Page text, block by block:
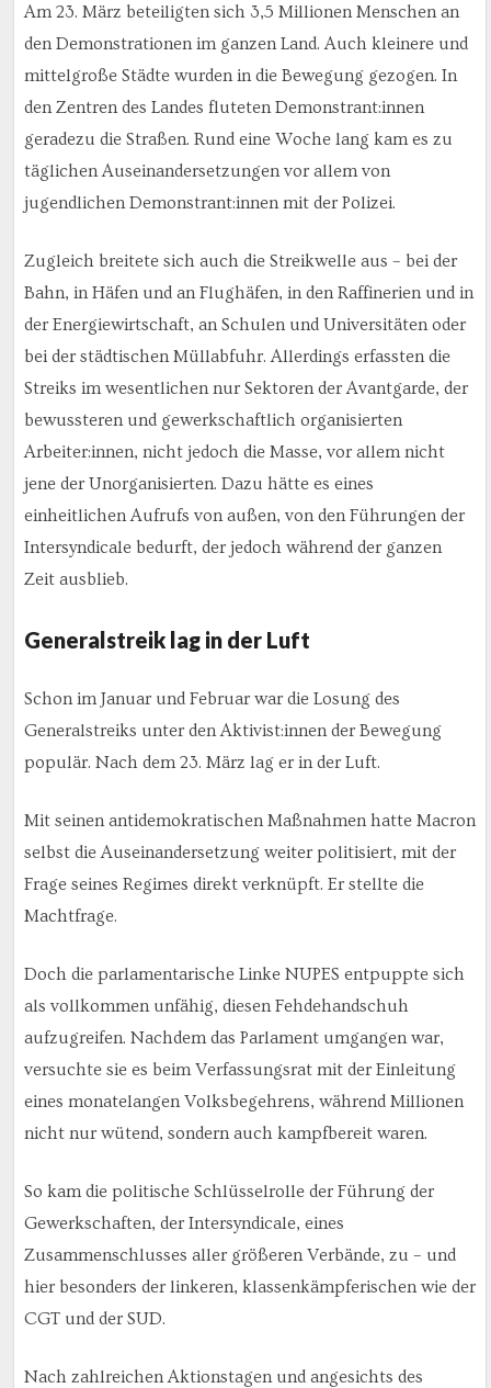
Am 23. März beteiligten sich 3,5 Millionen Menschen an
den Demonstrationen im ganzen Land. Auch kleinere und
mittelgroße Städte wurden in die Bewegung gezogen. In
den Zentren des Landes fluteten Demonstrant:innen
geradezu die Straßen. Rund eine Woche lang kam es zu
täglichen Auseinandersetzungen vor allem von
jugendlichen Demonstrant:innen mit der Polizei.
Zugleich breitete sich auch die Streikwelle aus – bei der
Bahn, in Häfen und an Flughäfen, in den Raffinerien und in
der Energiewirtschaft, an Schulen und Universitäten oder
bei der städtischen Müllabfuhr. Allerdings erfassten die
Streiks im wesentlichen nur Sektoren der Avantgarde, der
bewussteren und gewerkschaftlich organisierten
Arbeiter:innen, nicht jedoch die Masse, vor allem nicht
jene der Unorganisierten. Dazu hätte es eines
einheitlichen Aufrufs von außen, von den Führungen der
Intersyndicale bedurft, der jedoch während der ganzen
Zeit ausblieb.
Generalstreik lag in der Luft
Schon im Januar und Februar war die Losung des
Generalstreiks unter den Aktivist:innen der Bewegung
populär. Nach dem 23. März lag er in der Luft.
Mit seinen antidemokratischen Maßnahmen hatte Macron
selbst die Auseinandersetzung weiter politisiert, mit der
Frage seines Regimes direkt verknüpft. Er stellte die
Machtfrage.
Doch die parlamentarische Linke NUPES entpuppte sich
als vollkommen unfähig, diesen Fehdehandschuh
aufzugreifen. Nachdem das Parlament umgangen war,
versuchte sie es beim Verfassungsrat mit der Einleitung
eines monatelangen Volksbegehrens, während Millionen
nicht nur wütend, sondern auch kampfbereit waren.
So kam die politische Schlüsselrolle der Führung der
Gewerkschaften, der Intersyndicale, eines
Zusammenschlusses aller größeren Verbände, zu – und
hier besonders der linkeren, klassenkämpferischen wie der
CGT und der SUD.
Nach zahlreichen Aktionstagen und angesichts des